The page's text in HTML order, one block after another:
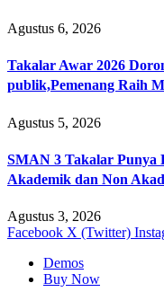
Agustus 6, 2026
Takalar Awar 2026
publik,Pemenang Raih
Agustus 5, 2026
SMAN 3 Takalar Punya
Akademik dan Non
Agustus 3, 2026
Facebook X (Twitter)
Demos
Buy Now